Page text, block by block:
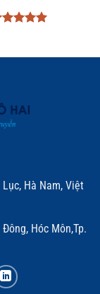
Hà Nam, Việt
Hóc Môn,Tp.